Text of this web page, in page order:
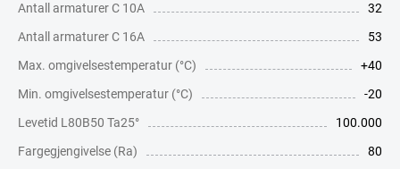
Antall armaturer C 10A
32
Antall armaturer C 16A
53
Max. omgivelsestemperatur (°C)
+40
Min. omgivelsestemperatur (°C)
-20
Levetid L80B50 Ta25°
100.000
Fargegjengivelse (Ra)
80